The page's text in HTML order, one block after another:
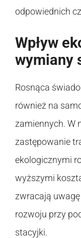
odpowiednich
Wpływ
wymiany
Rosnąca
również na
zamiennych. W
zastępowanie
ekologicznymi
wyższymi
zwracają
rozwoju przy
stacyjki.